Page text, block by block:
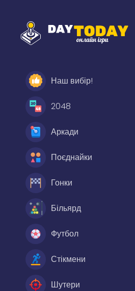
Наш вибір!
2048
Аркади
Поєднайки
Гонки
Більярд
Футбол
Стікмени
Шутери